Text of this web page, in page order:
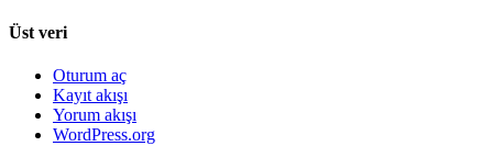
Üst veri
Oturum aç
Kayıt akışı
Yorum akışı
WordPress.org